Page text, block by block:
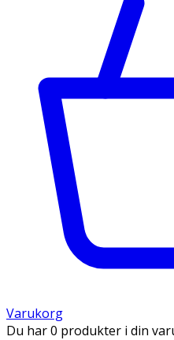
Varukorg
Du har 0 produkter i din